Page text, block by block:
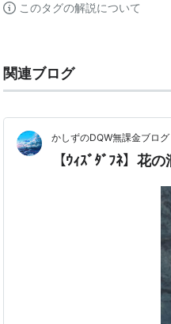
このタグの解説について
関連ブログ
かしずのDQW無課金ブログ
【ｳｨｽﾞﾀﾞﾌﾈ】花